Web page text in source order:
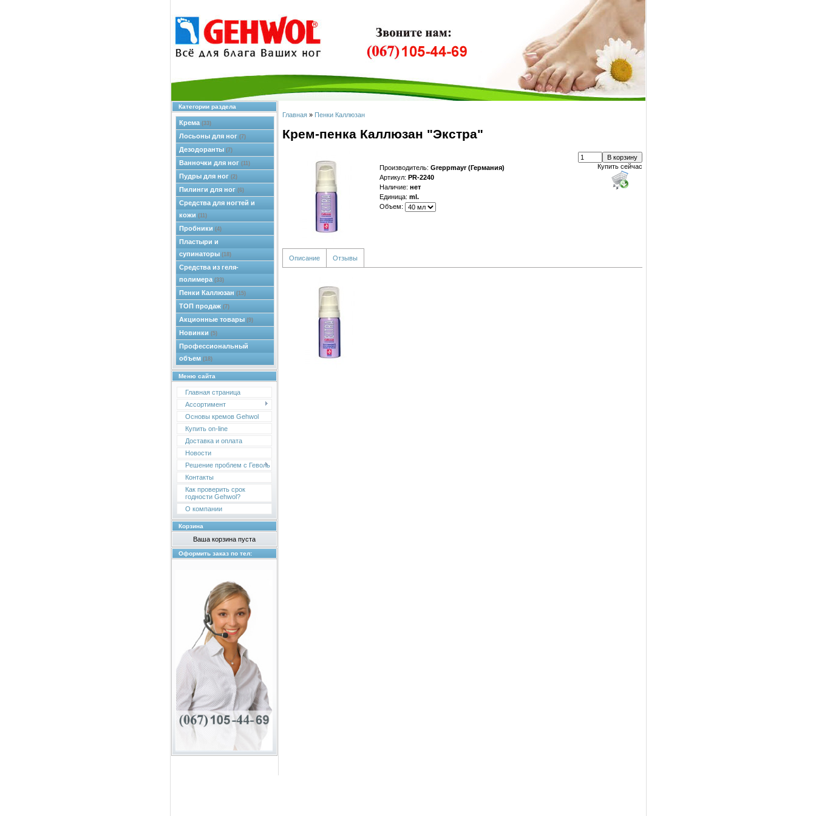
Категории раздела
Крема (33)
Лосьоны для ног (7)
Дезодоранты (7)
Ванночки для ног (11)
Пудры для ног (2)
Пилинги для ног (6)
Средства для ногтей и
кожи (11)
Пробники (4)
Пластыри и
супинаторы (18)
Средства из геля-
полимера (33)
Пенки Каллюзан (15)
ТОП продаж (7)
Акционные товары (9)
Новинки (5)
Профессиональный
объем (18)
Меню сайта
Главная страница
Ассортимент
Основы кремов Gehwol
Купить on-line
Доставка и оплата
Новости
Решение проблем с Геволь
Контакты
Как проверить срок
годности Gehwol?
О компании
Корзина
Ваша корзина пуста
Оформить заказ по тел:
Главная » Пенки Каллюзан
Крем-пенка Каллюзан "Экстра"
Производитель: Greppmayr (Германия)
Артикул: PR-2240
Наличие: нет
Единица: ml.
Объем:
Купить сейчас
Описание Отзывы